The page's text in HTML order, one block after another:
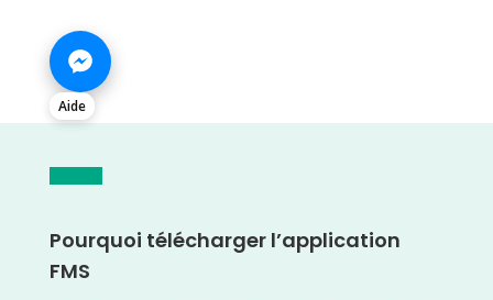
Aide
Pourquoi télécharger l’application
FMS